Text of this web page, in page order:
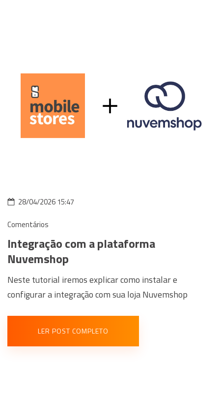
28/04/2026 15:47
Comentários
Integração com a plataforma
Nuvemshop
Neste tutorial iremos explicar como instalar e
configurar a integração com sua loja Nuvemshop
LER POST COMPLETO